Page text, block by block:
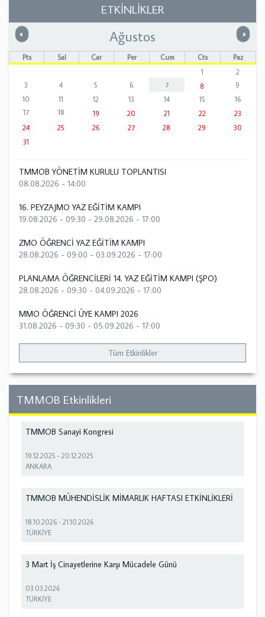
ETKİNLİKLER
« Önceki »
Ağustos
Pts Sal Çar Per Cum Cts
Paz
1
2
3
4 5 6 7 8
9
10
11 12 13 14 15
16
17
18 19 20 21 22
23
24
25 26 27 28 29
30
31
TMMOB YÖNETİM KURULU TOPLANTISI
08.08.2026 - 14:00
16. PEYZAJMO YAZ EĞİTİM KAMPI
19.08.2026 - 09:30 - 29.08.2026 - 17:00
ZMO ÖĞRENCİ YAZ EĞİTİM KAMPI
28.08.2026 - 09:00 - 03.09.2026 - 17:00
PLANLAMA ÖĞRENCİLERİ 14. YAZ EĞİTİM KAMPI (ŞPO)
28.08.2026 - 09:30 - 04.09.2026 - 17:00
MMO ÖĞRENCİ ÜYE KAMPI 2026
31.08.2026 - 09:30 - 05.09.2026 - 17:00
Tüm Etkinlikler
TMMOB Etkinlikleri
TMMOB Sanayi Kongresi
19.12.2025 -20.12.2025
ANKARA
TMMOB MÜHENDİSLİK MİMARLIK HAFTASI ETKİNLİKLERİ
18.10.2026 -21.10.2026
TÜRKİYE
3 Mart İş Cinayetlerine Karşı Mücadele Günü
03.03.2026
TÜRKİYE